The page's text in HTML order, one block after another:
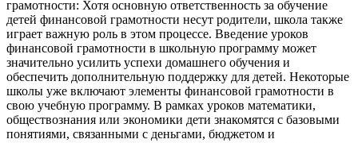
грамотности: Хотя основную ответственность за обучение
детей финансовой грамотности несут родители, школа также
играет важную роль в этом процессе. Введение уроков
финансовой грамотности в школьную программу может
значительно усилить успехи домашнего обучения и
обеспечить дополнительную поддержку для детей. Некоторые
школы уже включают элементы финансовой грамотности в
свою учебную программу. В рамках уроков математики,
обществознания или экономики дети знакомятся с базовыми
понятиями, связанными с деньгами, бюджетом и